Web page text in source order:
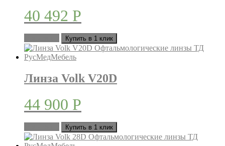
40 492 Р
Купить в 1 клик
Линза Volk V20D
44 900 Р
Купить в 1 клик